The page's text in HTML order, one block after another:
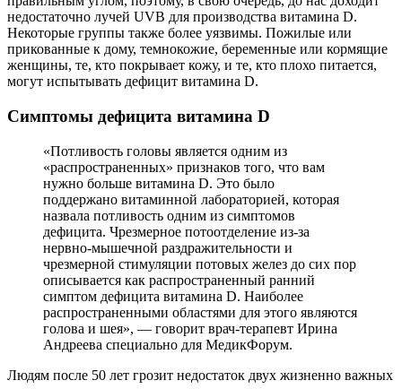
недостаточно лучей UVB для производства витамина D.
Некоторые группы также более уязвимы. Пожилые или
прикованные к дому, темнокожие, беременные или кормящие
женщины, те, кто покрывает кожу, и те, кто плохо питается,
могут испытывать дефицит витамина D.
Симптомы дефицита витамина D
«Потливость головы является одним из
«распространенных» признаков того, что вам
нужно больше витамина D. Это было
поддержано витаминной лабораторией, которая
назвала потливость одним из симптомов
дефицита. Чрезмерное потоотделение из-за
нервно-мышечной раздражительности и
чрезмерной стимуляции потовых желез до сих пор
описывается как распространенный ранний
симптом дефицита витамина D. Наиболее
распространенными областями для этого являются
голова и шея», — говорит врач-терапевт Ирина
Андреева специально для МедикФорум.
Людям после 50 лет грозит недостаток двух жизненно важных